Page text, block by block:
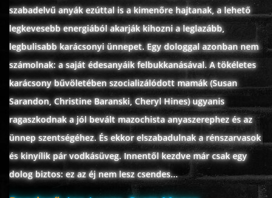
KARÁCSONYI FILMEK
PC-GAME
szabadelvű anyák ezúttal is a kimenőre hajtanak, a lehető
legkevesebb energiából akarják kihozni a leglazább,
legbulisabb karácsonyi ünnepet. Egy dologgal azonban nem
számolnak: a saját édesanyáik felbukkanásával. A tökéletes
karácsony bűvöletében szocializálódott mamák (Susan
Sarandon, Christine Baranski, Cheryl Hines) ugyanis
ragaszkodnak a jól bevált mazochista anyaszerephez és az
ünnep szentségéhez. És ekkor elszabadulnak a rénszarvasok
és kinyílik pár vodkásüveg. Innentől kezdve már csak egy
dolog biztos: ez az éj nem lesz csendes...